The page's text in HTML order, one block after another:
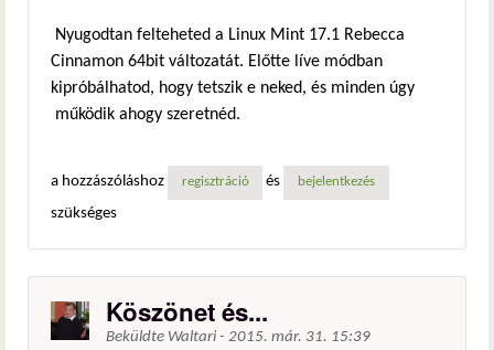
Nyugodtan felteheted a Linux Mint 17.1 Rebecca
Cinnamon 64bit változatát. Előtte líve módban
kipróbálhatod, hogy tetszik e neked, és minden úgy
működik ahogy szeretnéd.
a hozzászóláshoz regisztráció és bejelentkezés
szükséges
Köszönet és...
Beküldte Waltari - 2015. már. 31. 15:39